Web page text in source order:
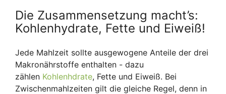
Die Zusammensetzung macht’s:
Kohlenhydrate, Fette und Eiweiß!
Jede Mahlzeit sollte ausgewogene Anteile der drei
Makronährstoffe enthalten - dazu
zählen Kohlenhdrate, Fette und Eiweiß. Bei
Zwischenmahlzeiten gilt die gleiche Regel, denn in